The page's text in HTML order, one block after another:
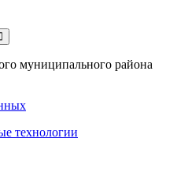
муниципального района
технологии